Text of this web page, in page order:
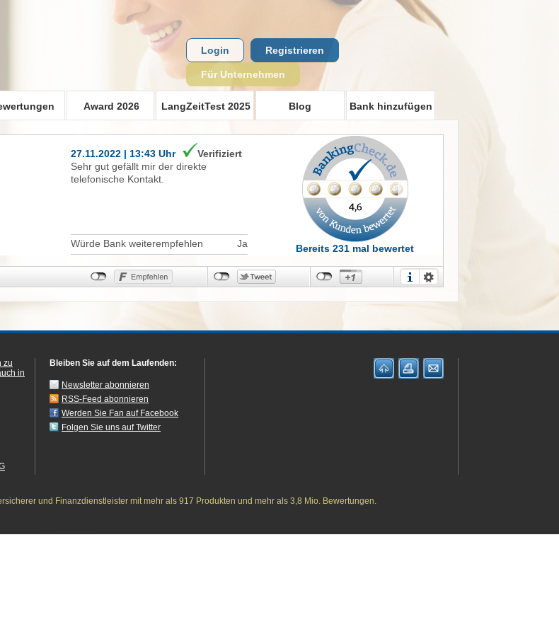
Award 2026 LangZeitTest 2025 Blog Bank hinzufügen
Login Registrieren
Für Unternehmen
27.11.2022 | 13:43 Uhr
Verifiziert
Sehr gut gefällt mir der direkte
telefonische Kontakt.
Würde Bank weiterempfehlen Ja Bereits 231 mal bewertet
zu
in
Bleiben Sie auf dem Laufenden:
Newsletter abonnieren
RSS-Feed abonnieren
Werden Sie Fan auf Facebook
Folgen Sie uns auf Twitter
und Finanzdienstleister mit mehr als 917 Produkten und mehr als 3,8 Mio. Bewertungen.